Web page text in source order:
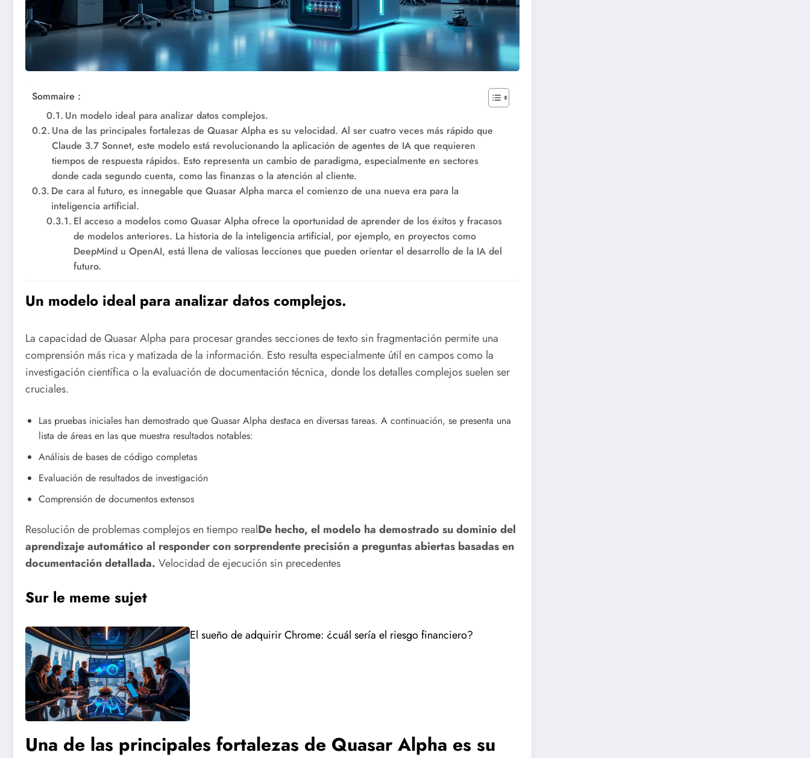
Sommaire :
Un modelo ideal para analizar datos complejos.
Una de las principales fortalezas de Quasar Alpha es su velocidad. Al ser cuatro veces más rápido que
Claude 3.7 Sonnet, este modelo está revolucionando la aplicación de agentes de IA que requieren
tiempos de respuesta rápidos. Esto representa un cambio de paradigma, especialmente en sectores
donde cada segundo cuenta, como las finanzas o la atención al cliente.
De cara al futuro, es innegable que Quasar Alpha marca el comienzo de una nueva era para la
inteligencia artificial.
El acceso a modelos como Quasar Alpha ofrece la oportunidad de aprender de los éxitos y fracasos
de modelos anteriores. La historia de la inteligencia artificial, por ejemplo, en proyectos como
DeepMind u OpenAI, está llena de valiosas lecciones que pueden orientar el desarrollo de la IA del
futuro.
Un modelo ideal para analizar datos complejos.
La capacidad de Quasar Alpha para procesar grandes secciones de texto sin fragmentación permite una
comprensión más rica y matizada de la información. Esto resulta especialmente útil en campos como la
investigación científica o la evaluación de documentación técnica, donde los detalles complejos suelen ser
cruciales.
Las pruebas iniciales han demostrado que Quasar Alpha destaca en diversas tareas. A continuación, se presenta una
lista de áreas en las que muestra resultados notables:
Análisis de bases de código completas
Evaluación de resultados de investigación
Comprensión de documentos extensos
Resolución de problemas complejos en tiempo realDe hecho, el modelo ha demostrado su dominio del
aprendizaje automático al responder con sorprendente precisión a preguntas abiertas basadas en
documentación detallada. Velocidad de ejecución sin precedentes
Sur le meme sujet
El sueño de adquirir Chrome: ¿cuál sería el riesgo financiero?
Una de las principales fortalezas de Quasar Alpha es su